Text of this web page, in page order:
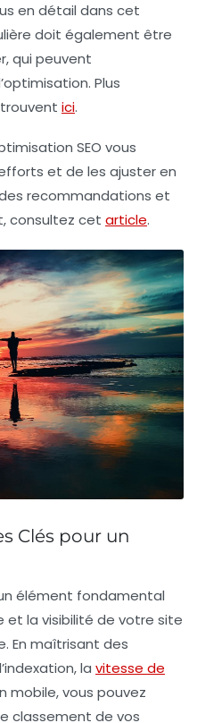
en détail dans cet
doit également être
, qui peuvent
Plus
ici.
SEO vous
et de les ajuster en
recommandations et
consultez cet article.
Clés pour un
élément fondamental
et la visibilité de votre site
En maîtrisant des
indexation, la vitesse de
mobile, vous pouvez
classement de vos